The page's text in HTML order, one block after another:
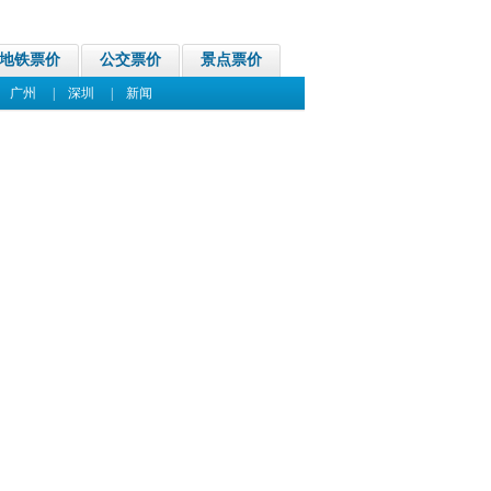
地铁票价 公交票价 景点票价
广州 深圳 新闻